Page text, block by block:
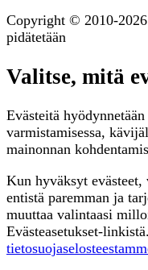
Copyright © 2010-
pidätetään
Valitse, mitä
Evästeitä
varmistamisessa,
mainonnan
Kun hyväksyt
entistä paremman ja
muuttaa valintaasi
Evästeasetukset-